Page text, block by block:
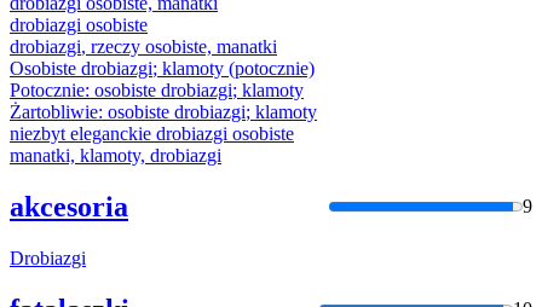
drobiazgi osobiste
drobiazgi, rzeczy osobiste, manatki
Osobiste drobiazgi; klamoty (potocznie)
Potocznie: osobiste drobiazgi; klamoty
Żartobliwie: osobiste drobiazgi; klamoty
niezbyt eleganckie drobiazgi osobiste
manatki, klamoty, drobiazgi
akcesoria 9
Drobiazgi